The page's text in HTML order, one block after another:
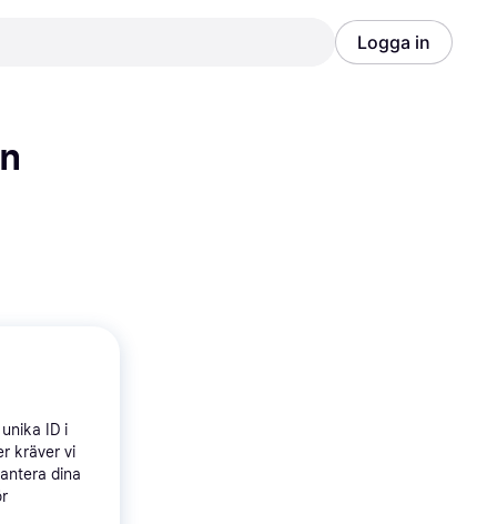
Logga in
ID i
kräver vi
dina